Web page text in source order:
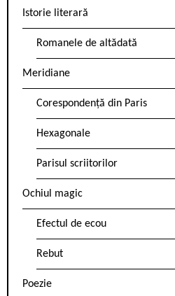
Istorie literară
Romanele de altădată
Meridiane
Corespondență din Paris
Hexagonale
Parisul scriitorilor
Ochiul magic
Efectul de ecou
Rebut
Poezie